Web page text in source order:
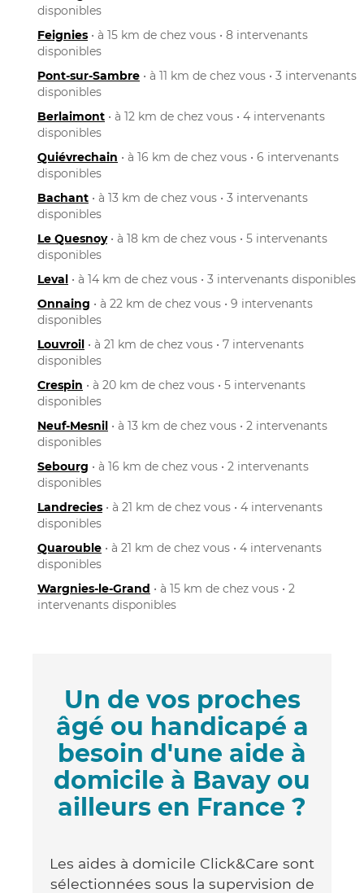
disponibles
Feignies • à 15 km de chez vous • 8 intervenants
disponibles
Pont-sur-Sambre • à 11 km de chez vous • 3 intervenants
disponibles
Berlaimont • à 12 km de chez vous • 4 intervenants
disponibles
Quiévrechain • à 16 km de chez vous • 6 intervenants
disponibles
Bachant • à 13 km de chez vous • 3 intervenants
disponibles
Le Quesnoy• à 18 km de chez vous • 5 intervenants
disponibles
Leval • à 14 km de chez vous • 3 intervenants disponibles
Onnaing • à 22 km de chez vous • 9 intervenants
disponibles
Louvroil • à 21 km de chez vous • 7 intervenants
disponibles
Crespin • à 20 km de chez vous • 5 intervenants
disponibles
Neuf-Mesnil • à 13 km de chez vous • 2 intervenants
disponibles
Sebourg • à 16 km de chez vous • 2 intervenants
disponibles
Landrecies • à 21 km de chez vous • 4 intervenants
disponibles
Quarouble • à 21 km de chez vous • 4 intervenants
disponibles
Wargnies-le-Grand • à 15 km de chez vous • 2
intervenants disponibles
Un de vos proches
âgé ou handicapé a
besoin d'une aide à
domicile à Bavay ou
ailleurs en France ?
Les aides à domicile Click&Care sont
sélectionnées sous la supervision de